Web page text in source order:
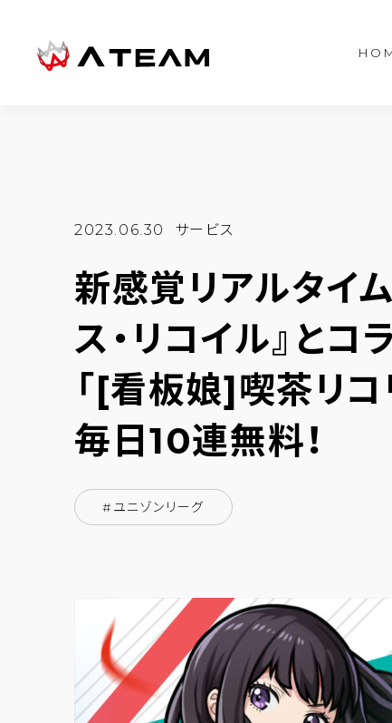
2023.06.30 サービス
新感覚リアルタイ
ス・リコイル』と
「[看板娘]喫茶リコ
毎日10連無料！
#ユニゾンリーグ